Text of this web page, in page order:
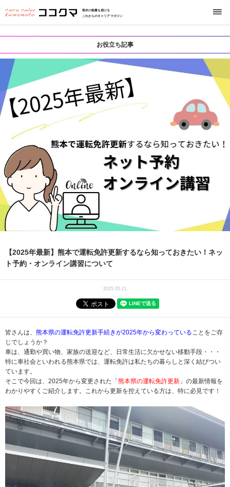
熊本の熱量を届ける
これからのキャリアマガジン
お役立ち記事
【2025年最新】熊本で運転免許更新するなら知っておきたい！ネッ
ト予約・オンライン講習について
2025.05.21
皆さんは、 熊本県の運転免許更新手続きが2025年から変わっていることをご存
じでしょうか？
車は、通勤や買い物、家族の送迎など、日常生活に欠かせない移動手段・・・
特に車社会といわれる熊本県では、運転免許は私たちの暮らしと深く結びつい
ています。
そこで今回は、2025年から変更された「 熊本県の運転免許更新 」の最新情報を
わかりやすくご紹介します。これから更新を控えている方は、特に必見です！